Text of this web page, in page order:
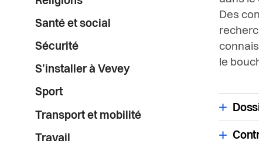
Des
le
Santé et social
Sécurité
S’installer à Vevey
Sport
Transport et mobilité